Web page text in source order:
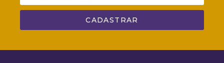
CADASTRAR